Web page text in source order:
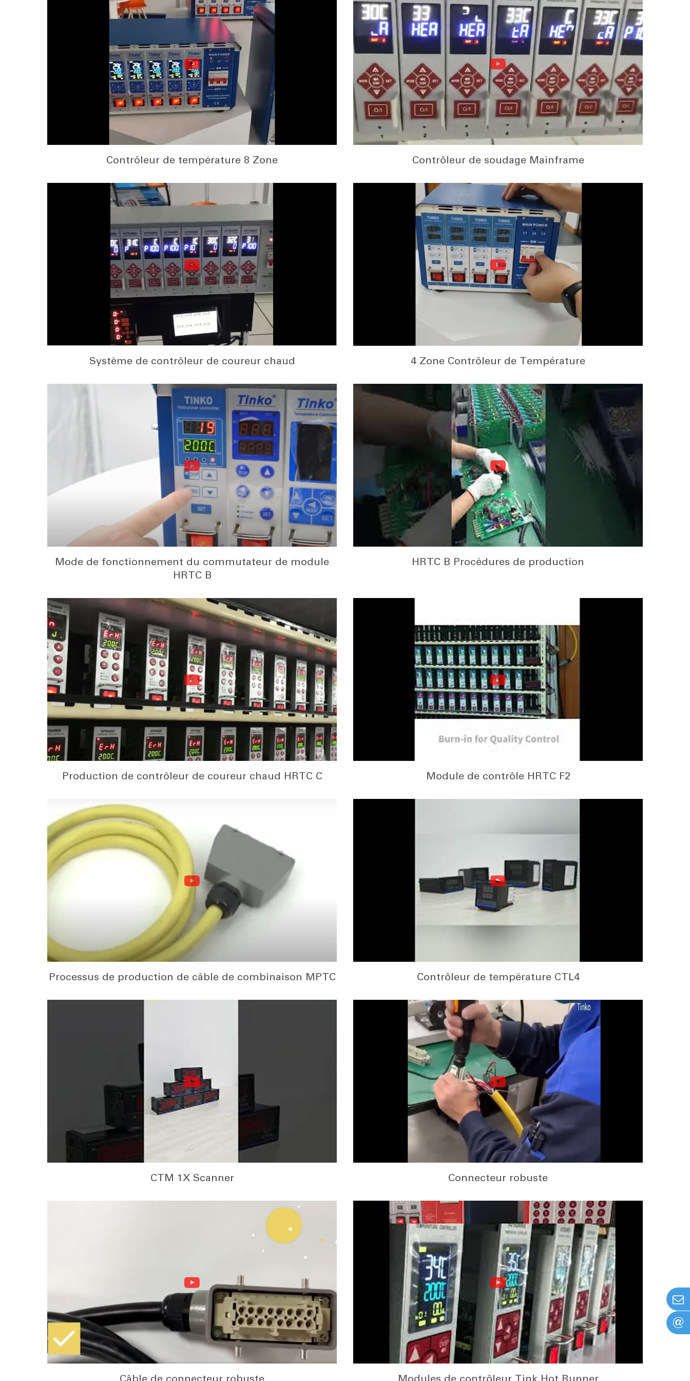
Contrôleur de température 8 Zone Contrôleur de soudage Mainframe
Système de contrôleur de coureur chaud 4 Zone Contrôleur de Température
Mode de fonctionnement du commutateur de module
HRTC B
HRTC B Procédures de production
Production de contrôleur de coureur chaud HRTC C Module de contrôle HRTC F2
Processus de production de câble de combinaison MPTC Contrôleur de température CTL4
CTM 1X Scanner Connecteur robuste
Câble de connecteur robuste Modules de contrôleur Tink Hot Runner
@